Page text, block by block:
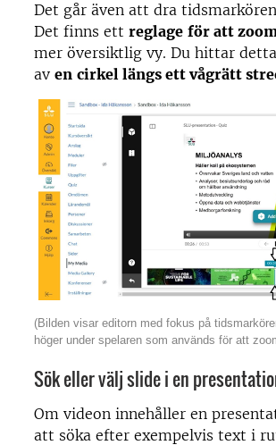
Det går även att dra
Det finns ett reglage för att
mer översiktlig vy. Du hittar
av en cirkel längs ett vågrätt
(Bilden visar editorn med fokus på
höger under spelaren som används för att
Sök eller välj slide i en
Om videon innehåller en
att söka efter exempelvis text i